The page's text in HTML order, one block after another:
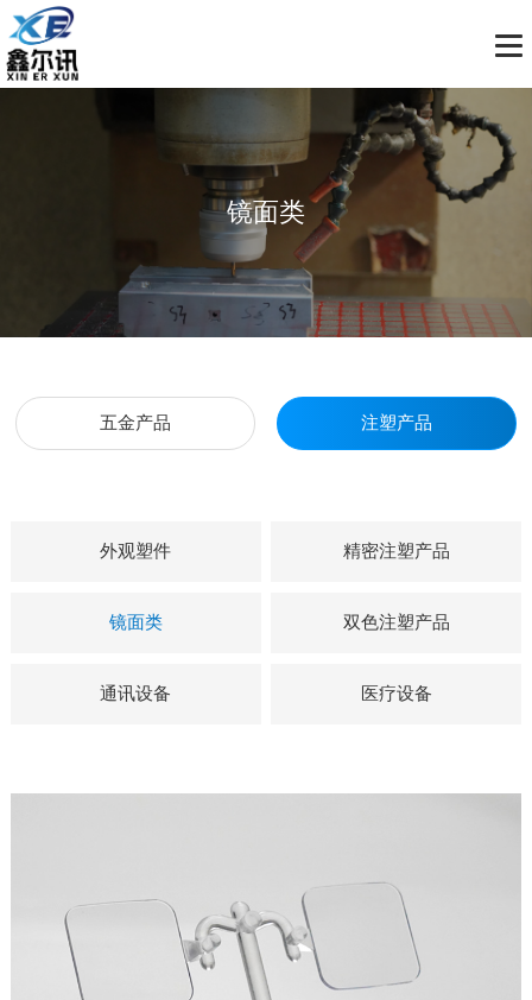
镜面类
五金产品 注塑产品
外观塑件 精密注塑产品
镜面类 双色注塑产品
通讯设备 医疗设备